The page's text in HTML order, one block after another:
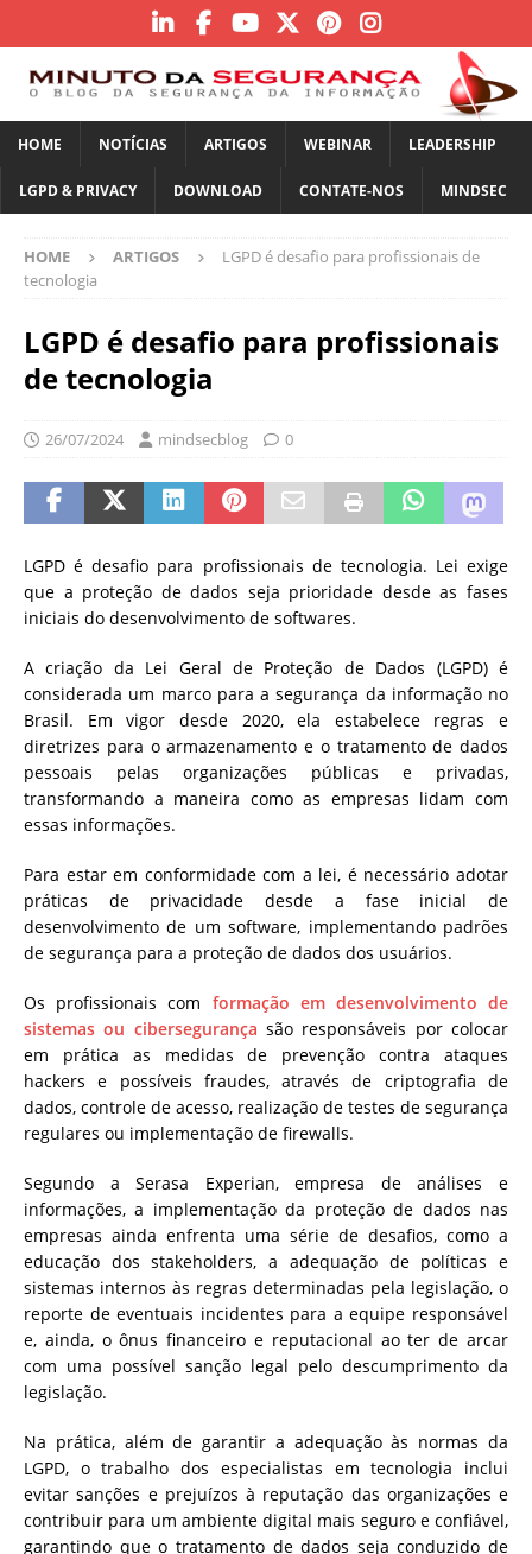
HOME NOTÍCIAS ARTIGOS WEBINAR LEADERSHIP
LGPD & PRIVACY DOWNLOAD CONTATE-NOS MINDSEC
HOME ARTIGOS
LGPD é desafio para profissionais de
tecnologia
LGPD é desafio para profissionais
de tecnologia
26/07/2024 mindsecblog 0
LGPD é desafio para profissionais de tecnologia. Lei exige
que a proteção de dados seja prioridade desde as fases
iniciais do desenvolvimento de softwares.
A criação da Lei Geral de Proteção de Dados (LGPD) é
considerada um marco para a segurança da informação no
Brasil. Em vigor desde 2020, ela estabelece regras e
diretrizes para o armazenamento e o tratamento de dados
pessoais pelas organizações públicas e privadas,
transformando a maneira como as empresas lidam com
essas informações.
Para estar em conformidade com a lei, é necessário adotar
práticas de privacidade desde a fase inicial de
desenvolvimento de um software, implementando padrões
de segurança para a proteção de dados dos usuários.
Os profissionais com formação em desenvolvimento de
sistemas ou cibersegurança são responsáveis por colocar
em prática as medidas de prevenção contra ataques
hackers e possíveis fraudes, através de criptografia de
dados, controle de acesso, realização de testes de segurança
regulares ou implementação de firewalls.
Segundo a Serasa Experian, empresa de análises e
informações, a implementação da proteção de dados nas
empresas ainda enfrenta uma série de desafios, como a
educação dos stakeholders, a adequação de políticas e
sistemas internos às regras determinadas pela legislação, o
reporte de eventuais incidentes para a equipe responsável
e, ainda, o ônus financeiro e reputacional ao ter de arcar
com uma possível sanção legal pelo descumprimento da
legislação.
Na prática, além de garantir a adequação às normas da
LGPD, o trabalho dos especialistas em tecnologia inclui
evitar sanções e prejuízos à reputação das organizações e
contribuir para um ambiente digital mais seguro e confiável,
garantindo que o tratamento de dados seja conduzido de